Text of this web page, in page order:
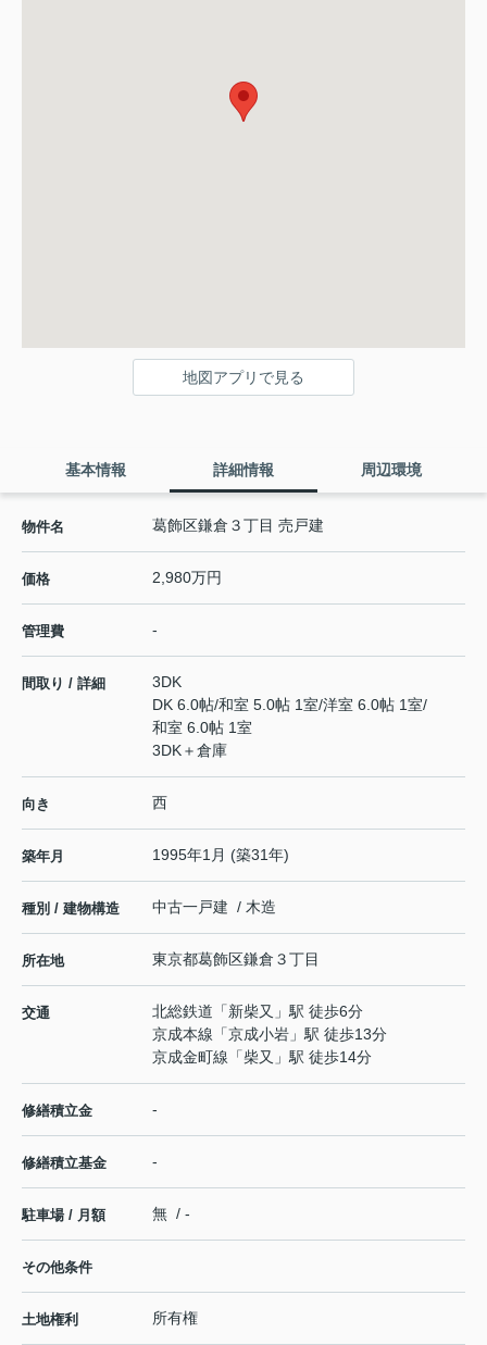
地図アプリで見る
基本情報 詳細情報 周辺環境
物件名 葛飾区鎌倉３丁目 売戸建
価格 2,980万円
管理費 -
間取り / 詳細
3DK
DK 6.0帖/和室 5.0帖 1室/洋室 6.0帖 1室/
和室 6.0帖 1室
3DK＋倉庫
向き 西
築年月 1995年1月 (築31年)
種別 / 建物構造 中古一戸建 / 木造
所在地 東京都葛飾区鎌倉 ３丁目
交通 北総鉄道 「新柴又 」駅 徒歩6分
京成本線 「京成小岩 」駅 徒歩13分
京成金町線 「柴又 」駅 徒歩14分
修繕積立金 -
修繕積立基金 -
駐車場 / 月額 無 / -
その他条件
土地権利 所有権